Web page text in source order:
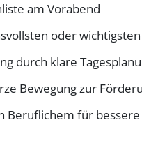
am Vorabend
oder
durch klare
Bewegung zur
Beruflichem für